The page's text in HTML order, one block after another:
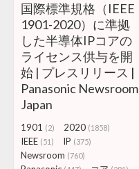
国際標準規格（IEEE
1901-2020）に準拠
した半導体IPコアの
ライセンス供与を開
始 | プレスリリース |
Panasonic Newsroom
Japan
1901 (2) 2020 (1858)
IEEE (51) IP (375)
Newsroom (760)